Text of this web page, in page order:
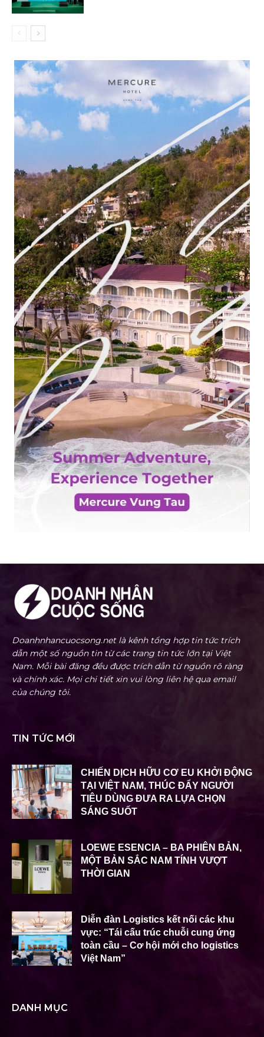
Doanhnhancuocsong.net là kênh tổng hợp tin tức trích
dẫn một số nguồn tin từ các trang tin tức lớn tại Việt
Nam. Mỗi bài đăng đều được trích dẫn từ nguồn rõ ràng
và chính xác. Mọi chi tiết xin vui lòng liên hệ qua email
của chúng tôi.
TIN TỨC MỚI
CHIẾN DỊCH HỮU CƠ EU KHỞI ĐỘNG
TẠI VIỆT NAM, THÚC ĐẨY NGƯỜI
TIÊU DÙNG ĐƯA RA LỰA CHỌN
SÁNG SUỐT
LOEWE ESENCIA – BA PHIÊN BẢN,
MỘT BẢN SẮC NAM TÍNH VƯỢT
THỜI GIAN
Diễn đàn Logistics kết nối các khu
vực: “Tái cấu trúc chuỗi cung ứng
toàn cầu – Cơ hội mới cho logistics
Việt Nam”
DANH MỤC